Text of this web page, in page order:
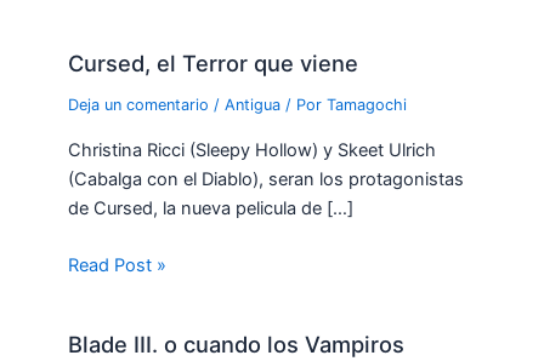
Cursed, el Terror que viene
Deja un comentario /Antigua / PorTamagochi
Christina Ricci (Sleepy Hollow) y Skeet Ulrich
(Cabalga con el Diablo), seran los protagonistas
de Cursed, la nueva pelicula de […]
Read Post »
Blade III. o cuando los Vampiros